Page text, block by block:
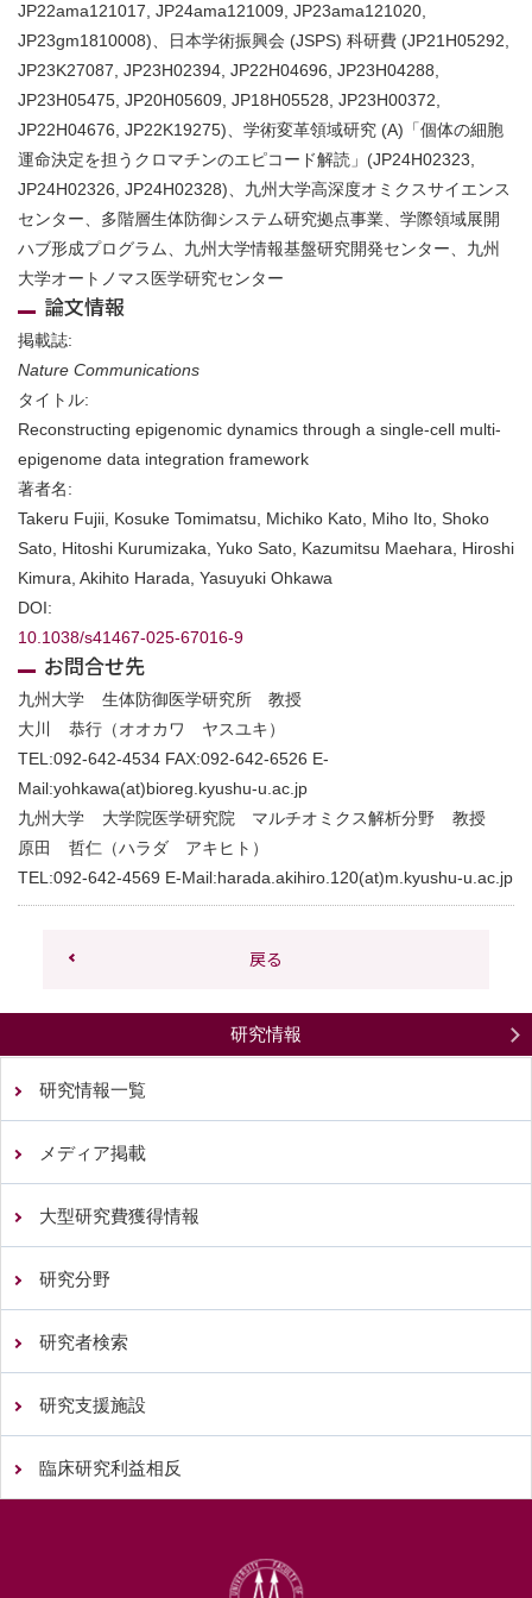
JP22ama121017, JP24ama121009, JP23ama121020,
JP23gm1810008)、日本学術振興会 (JSPS) 科研費 (JP21H05292,
JP23K27087, JP23H02394, JP22H04696, JP23H04288,
JP23H05475, JP20H05609, JP18H05528, JP23H00372,
JP22H04676, JP22K19275)、学術変革領域研究 (A)「個体の細胞
運命決定を担うクロマチンのエピコード解読」(JP24H02323,
JP24H02326, JP24H02328)、九州大学高深度オミクスサイエンス
センター、多階層生体防御システム研究拠点事業、学際領域展開
ハブ形成プログラム、九州大学情報基盤研究開発センター、九州
大学オートノマス医学研究センター
論文情報
掲載誌:
Nature Communications
タイトル:
Reconstructing epigenomic dynamics through a single-cell multi-
epigenome data integration framework
著者名:
Takeru Fujii, Kosuke Tomimatsu, Michiko Kato, Miho Ito, Shoko
Sato, Hitoshi Kurumizaka, Yuko Sato, Kazumitsu Maehara, Hiroshi
Kimura, Akihito Harada, Yasuyuki Ohkawa
DOI:
10.1038/s41467-025-67016-9
お問合せ先
九州大学 生体防御医学研究所 教授
大川 恭行（オオカワ ヤスユキ）
TEL:092-642-4534 FAX:092-642-6526 E-
Mail:yohkawa(at)bioreg.kyushu-u.ac.jp
九州大学 大学院医学研究院 マルチオミクス解析分野 教授
原田 哲仁（ハラダ アキヒト）
TEL:092-642-4569 E-Mail:harada.akihiro.120(at)m.kyushu-u.ac.jp
戻る
研究情報
研究情報一覧
メディア掲載
大型研究費獲得情報
研究分野
研究者検索
研究支援施設
臨床研究利益相反